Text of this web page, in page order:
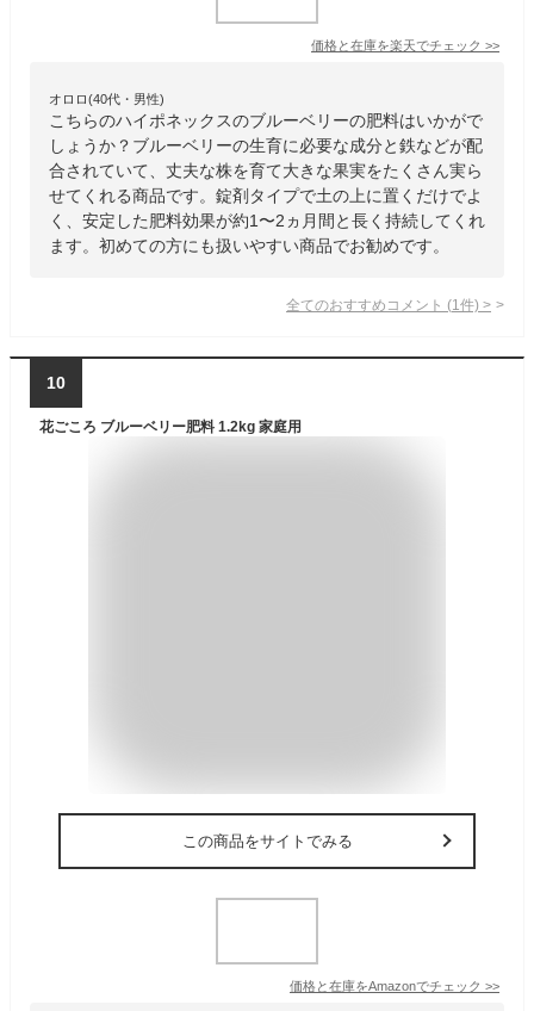
価格と在庫を楽天でチェック >>
オロロ(40代・男性)
こちらのハイポネックスのブルーベリーの肥料はいかがで
しょうか？ブルーベリーの生育に必要な成分と鉄などが配
合されていて、丈夫な株を育て大きな果実をたくさん実ら
せてくれる商品です。錠剤タイプで土の上に置くだけでよ
く、安定した肥料効果が約1〜2ヵ月間と長く持続してくれ
ます。初めての方にも扱いやすい商品でお勧めです。
全てのおすすめコメント (1 件) >
10
花ごころ ブルーベリー肥料 1.2kg 家庭用
この商品をサイトでみる
価格と在庫をAmazonでチェック >>